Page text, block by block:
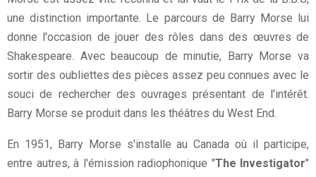
une distinction importante. Le parcours de Barry Morse lui
donne l'occasion de jouer des rôles dans des œuvres de
Shakespeare. Avec beaucoup de minutie, Barry Morse va
sortir des oubliettes des pièces assez peu connues avec le
souci de rechercher des ouvrages présentant de l'intérêt.
Barry Morse se produit dans les théâtres du West End.
En 1951, Barry Morse s'installe au Canada où il participe,
entre autres, à l'émission radiophonique "The Investigator"